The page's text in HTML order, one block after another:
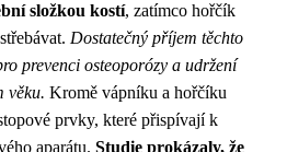
složkou kostí, zatímco hořčík
Dostatečný příjem těchto
prevenci osteoporózy a udržení
věku. Kromě vápníku a hořčíku
prvky, které přispívají k
aparátu. Studie prokázaly, že